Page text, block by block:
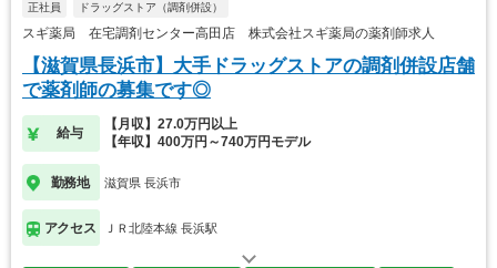
正社員 ドラッグストア（調剤併設）
スギ薬局 在宅調剤センター高田店 株式会社スギ薬局の薬剤師求人
【滋賀県長浜市】大手ドラッグストアの調剤併設店舗
で薬剤師の募集です◎
給与
【月収】27.0万円以上
【年収】400万円～740万円モデル
勤務地 滋賀県 長浜市
アクセス ＪＲ北陸本線 長浜駅